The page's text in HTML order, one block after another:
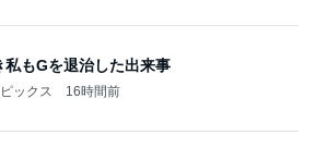
私もGを退治した出来事
ックス 16時間前